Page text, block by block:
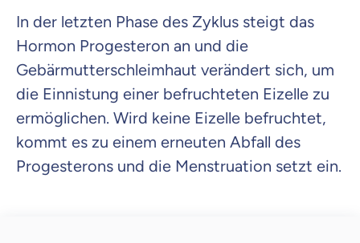
In der letzten Phase des Zyklus steigt das
Hormon Progesteron an und die
Gebärmutterschleimhaut verändert sich, um
die Einnistung einer befruchteten Eizelle zu
ermöglichen. Wird keine Eizelle befruchtet,
kommt es zu einem erneuten Abfall des
Progesterons und die Menstruation setzt ein.